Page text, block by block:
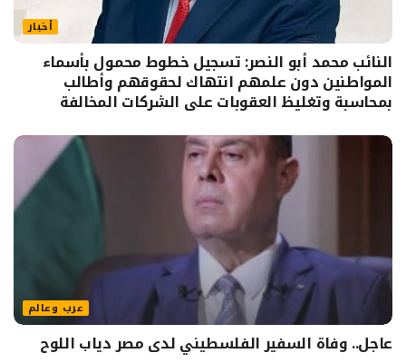
أخبار
النائب محمد أبو النصر: تسجيل خطوط محمول بأسماء
المواطنين دون علمهم انتهاك لحقوقهم وأطالب
بمحاسبة وتغليظ العقوبات على الشركات المخالفة
عرب وعالم
عاجل.. وفاة السفير الفلسطيني لدى مصر دياب اللوح